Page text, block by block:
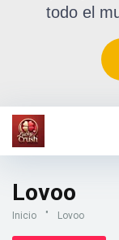
todo el
Lovoo
Inicio " Lovoo